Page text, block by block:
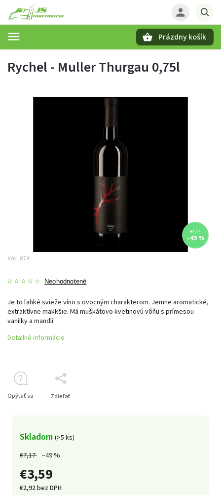
Prázdny košík
Rychel - Muller Thurgau 0,75l
€7,17
–49 %
Kód: 874
Neohodnotené
€7,17 –49 %
€3,59
€2,92 bez DPH
Skladom (>5 ks)
Je to ľahké svieže víno s ovocným charakterom. Jemne aromatické,
extraktívne mäkkšie. Má muškátovo kvetinovú vôňu s prímesou
vanilky a mandlí
Detailné informácie
Opýtať sa Zdieľať